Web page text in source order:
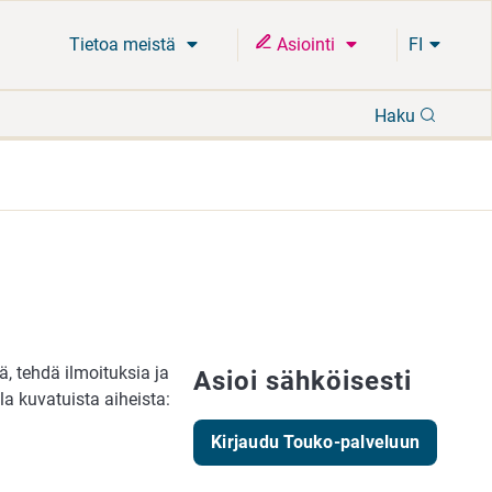
Tietoa meistä Asiointi FI
Haku
tehdä ilmoituksia ja
kuvatuista aiheista:
Asioi sähköisesti
Kirjaudu Touko-palveluun